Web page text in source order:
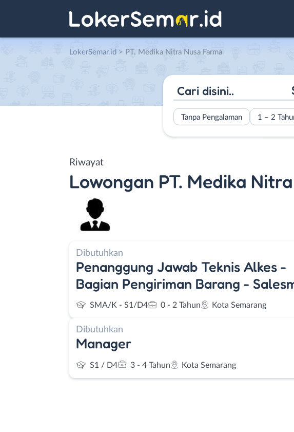
LokerSemar.id > PT. Medika Nitra Nusa Farma
Tanpa Pengalaman 1 – 2
Riwayat
Lowongan PT. Medika
Dibutuhkan
Penanggung Jawab Teknis Alkes -
Bagian Pengiriman Barang -
SMA/K - S1/D4 0 - 2 Tahun Kota Semarang
Dibutuhkan
Manager
S1 / D4 3 - 4 Tahun Kota Semarang